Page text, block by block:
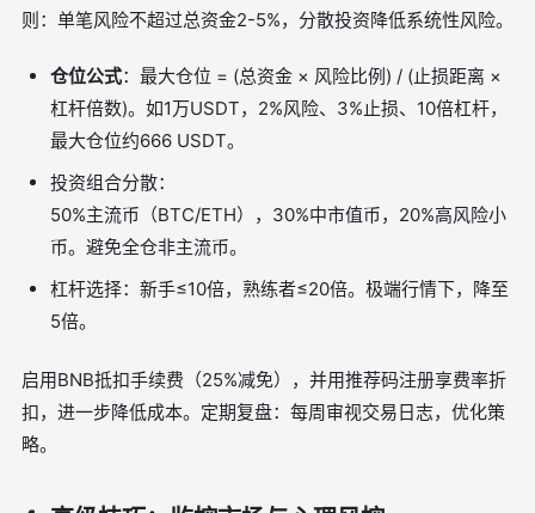
则：单笔风险不超过总资金2-5%，分散投资降低系统性风险。
仓位公式：最大仓位 = (总资金 × 风险比例) / (止损距离 ×
杠杆倍数)。如1万USDT，2%风险、3%止损、10倍杠杆，
最大仓位约666 USDT。
投资组合分散：
50%主流币（BTC/ETH），30%中市值币，20%高风险小
币。避免全仓非主流币。
杠杆选择：新手≤10倍，熟练者≤20倍。极端行情下，降至
5倍。
启用BNB抵扣手续费（25%减免），并用推荐码注册享费率折
扣，进一步降低成本。定期复盘：每周审视交易日志，优化策
略。